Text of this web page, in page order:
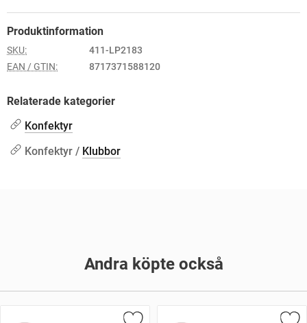
Produktinformation
SKU:
411-LP2183
EAN / GTIN:
8717371588120
Relaterade kategorier
Konfektyr
Konfektyr / Klubbor
Andra köpte också